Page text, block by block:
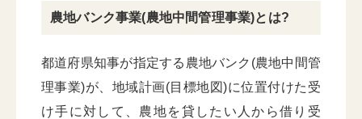
農地バンク事業(農地中間管理事業)とは?
都道府県知事が指定する農地バンク(農地中間管
理事業)が、地域計画(目標地図)に位置付けた受
け手に対して、農地を貸したい人から借り受